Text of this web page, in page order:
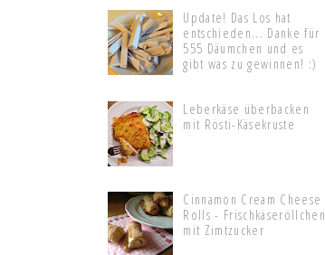
Update! Das Los hat
entschieden... Danke für
555 Däumchen und es
gibt was zu gewinnen! :)
Leberkäse überbacken
mit Rösti-Käsekruste
Cinnamon Cream Cheese
Rolls - Frischkäseröllchen
mit Zimtzucker